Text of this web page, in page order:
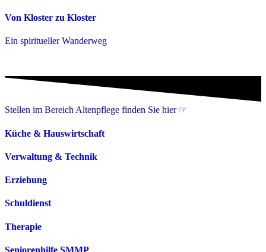
Von Kloster zu Kloster
Ein spiritueller Wanderweg
Stellen im Bereich Altenpflege finden Sie hier ☞
Küche & Hauswirtschaft
Verwaltung & Technik
Erziehung
Schuldienst
Therapie
Seniorenhilfe SMMP